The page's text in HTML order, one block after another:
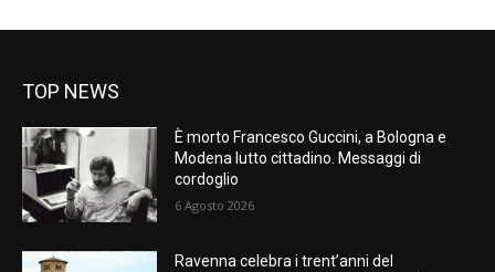
TOP NEWS
È morto Francesco Guccini, a Bologna e
Modena lutto cittadino. Messaggi di
cordoglio
6 Agosto 2026
Ravenna celebra i trent’anni del